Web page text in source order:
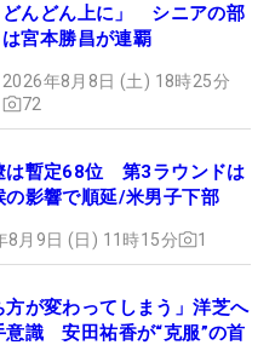
どんどん上に」 シニアの部
は宮本勝昌が連覇
2026年8月8日 (土) 18時25分
72
は暫定68位 第3ラウンドは
の影響で順延/米男子下部
8月9日 (日) 11時15分 1
方が変わってしまう」洋芝へ
意識 安田祐香が“克服”の首